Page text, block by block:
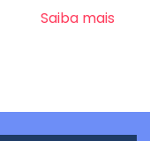
Saiba mais